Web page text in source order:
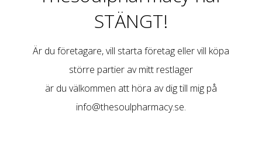
STÄNGT!
Är du företagare, vill starta företag eller vill köpa
större partier av mitt restlager
är du välkommen att höra av dig till mig på
info@thesoulpharmacy.se.